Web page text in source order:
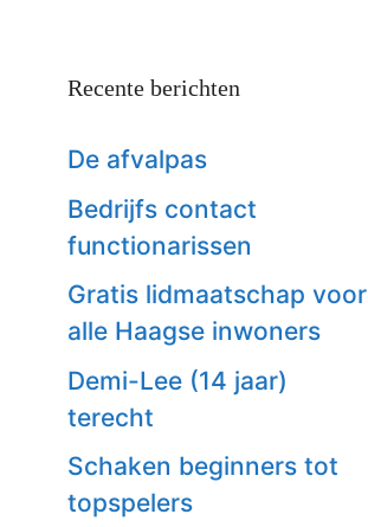
Recente berichten
De afvalpas
Bedrijfs contact
functionarissen
Gratis lidmaatschap voor
alle Haagse inwoners
Demi-Lee (14 jaar)
terecht
Schaken beginners tot
topspelers